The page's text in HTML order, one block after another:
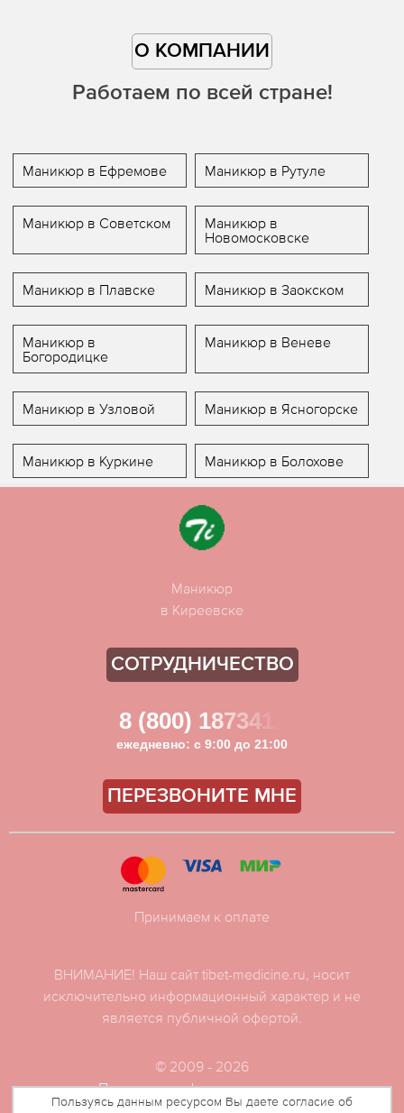
О КОМПАНИИ
Работаем по всей стране!
Маникюр в Ефремове Маникюр в Рутуле
Маникюр в Советском
Маникюр в
Новомосковске
Маникюр в Плавске Маникюр в Заокском
Маникюр в
Богородицке
Маникюр в Веневе
Маникюр в Узловой Маникюр в Ясногорске
Маникюр в Куркине Маникюр в Болохове
Маникюр
в Киреевске
СОТРУДНИЧЕСТВО
8 (800) 1873411
ежедневно: с 9:00 до 21:00
ПЕРЕЗВОНИТЕ МНЕ
ВНИМАНИЕ! Наш сайт tibet-medicine.ru, носит
исключительно информационный характер и не
является публичной офертой.
© 2009 - 2026
Политика конфиденциальности
Принимаем к оплате
Пользуясь данным ресурсом Вы даете согласие об